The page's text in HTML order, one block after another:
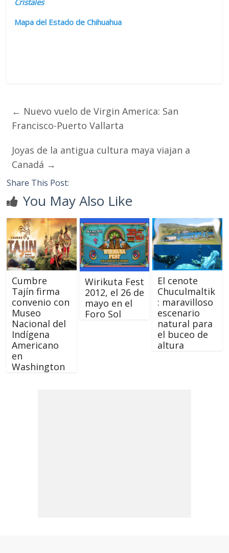
Mapa del Estado de Chihuahua
← Nuevo vuelo de Virgin America: San
Francisco-Puerto Vallarta
Joyas de la antigua cultura maya viajan a
Canadá →
Share This Post:
You May Also Like
Cumbre
Tajín firma
convenio con
Museo
Nacional del
Indígena
Americano
en
Washington
Wirikuta Fest
2012, el 26 de
mayo en el
Foro Sol
El cenote
Chuculmaltik
: maravilloso
escenario
natural para
el buceo de
altura